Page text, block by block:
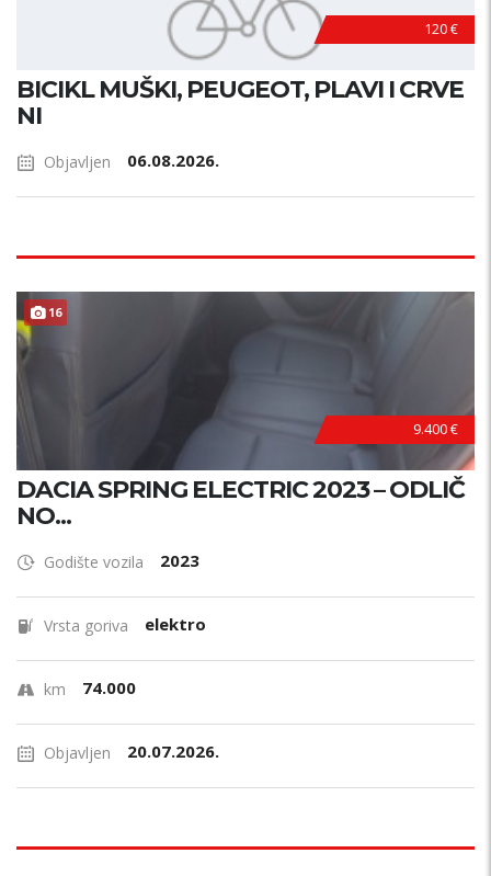
120 €
BICIKL MUŠKI, PEUGEOT, PLAVI I CRVE
NI
Objavljen 06.08.2026.
16
9.400 €
DACIA SPRING ELECTRIC 2023 – ODLIČ
NO...
Godište vozila 2023
Vrsta goriva elektro
km 74.000
Objavljen 20.07.2026.